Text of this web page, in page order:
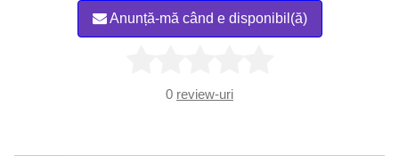
Anunță-mă când e disponibil(ă)
0 review-uri